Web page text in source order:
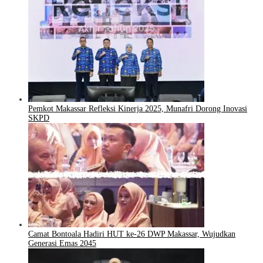
Pemkot Makassar Refleksi Kinerja 2025, Munafri Dorong Inovasi
SKPD
Camat Bontoala Hadiri HUT ke-26 DWP Makassar, Wujudkan
Generasi Emas 2045